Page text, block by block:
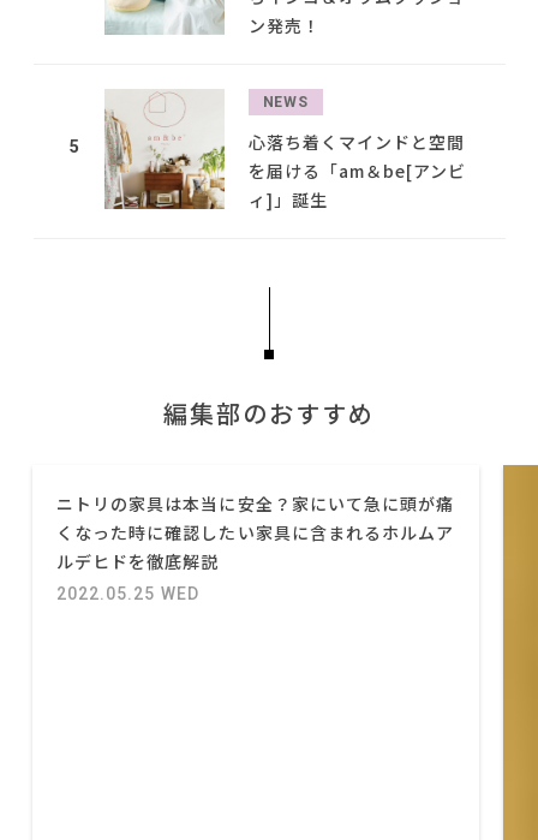
ン発売！
5
NEWS
心落ち着くマインドと空間
を届ける「am＆be[アンビ
ィ]」誕生
編集部のおすすめ
ニトリの家具は本当に安全？家にいて急に頭が痛
くなった時に確認したい家具に含まれるホルムア
ルデヒドを徹底解説
2022.05.25 WED